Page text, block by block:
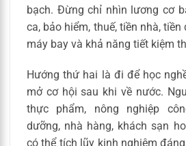
bạch. Đừng chỉ nhìn lương cơ
ca, bảo hiểm, thuế, tiền nhà,
máy bay và khả năng tiết kiệm
Hướng thứ hai là đi để học
mở cơ hội sau khi về nước.
thực phẩm, nông nghiệp
dưỡng, nhà hàng, khách sạn
có thể tích lũy kinh nghiệm